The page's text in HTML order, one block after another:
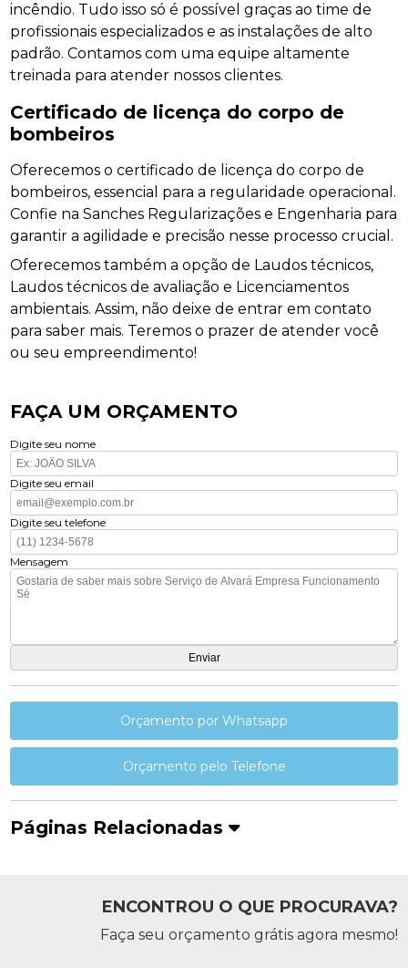
incêndio. Tudo isso só é possível graças ao time de
profissionais especializados e as instalações de alto
padrão. Contamos com uma equipe altamente
treinada para atender nossos clientes.
Certificado de licença do corpo de
bombeiros
Oferecemos o certificado de licença do corpo de
bombeiros, essencial para a regularidade operacional.
Confie na Sanches Regularizações e Engenharia para
garantir a agilidade e precisão nesse processo crucial.
Oferecemos também a opção de Laudos técnicos,
Laudos técnicos de avaliação e Licenciamentos
ambientais. Assim, não deixe de entrar em contato
para saber mais. Teremos o prazer de atender você
ou seu empreendimento!
FAÇA UM ORÇAMENTO
Digite seu nome
Digite seu email
Digite seu telefone
Mensagem
Orçamento por Whatsapp
Orçamento pelo Telefone
Páginas Relacionadas
ENCONTROU O QUE PROCURAVA?
Faça seu orçamento grátis agora mesmo!